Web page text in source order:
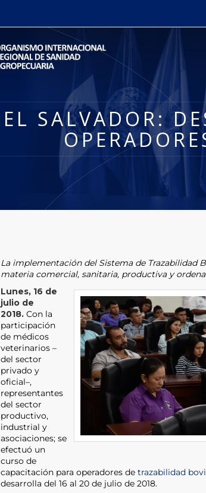
EL SALVADOR:
La implementación del Sistema de Trazabilidad
materia comercial, sanitaria, productiva y
Lunes, 16 de
julio de
2018. Con la
participación
de médicos
veterinarios –
del sector
privado y
oficial–,
representantes
del sector
productivo,
industrial y
asociaciones; se
efectuó un
curso de
capacitación para operadores de trazabilidad
desarrolla del 16 al 20 de julio de 2018.